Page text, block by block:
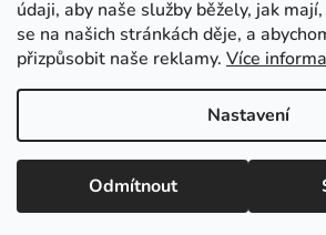
údaji, aby naše služby běžely, jak
se na našich stránkách děje, a
přizpůsobit naše reklamy. Více
Nastavení
Odmítnout
Všechny boxy objednané v rozmezí od 15. 7. do
1. až 4. 9. 2026!!! VELKÉ BOXY LZE ZAKOUPIT I
UŽ DOMA MÁTE.
Vytvořil ShoptetCopyright 2026 J&D Book Club
Upravit nastavení cookies